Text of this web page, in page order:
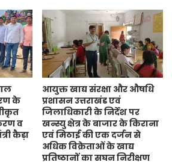
के
व
कैड़ा
आयुक्त खाद्य संरक्षा और औषधि
प्रशासन उत्तराखंड एवं
जिलाधिकारी के निर्देश पर
खन्स्यु क्षेत्र के बाजार के किराना
एवं मिठाई की एक दर्जन से
अधिक विक्रेताओं के खाद्य
प्रतिष्ठानों का सघन निरीक्षण